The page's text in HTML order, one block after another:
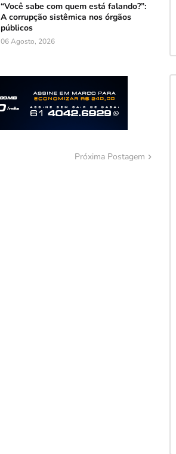
“Você sabe com quem está falando?”:
A corrupção sistêmica nos órgãos
públicos
06 Agosto, 2026
Próxima Postagem